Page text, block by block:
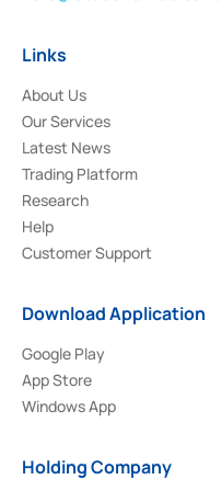
Links
About Us
Our Services
Latest News
Trading Platform
Research
Help
Customer Support
Download Application
Google Play
App Store
Windows App
Holding Company